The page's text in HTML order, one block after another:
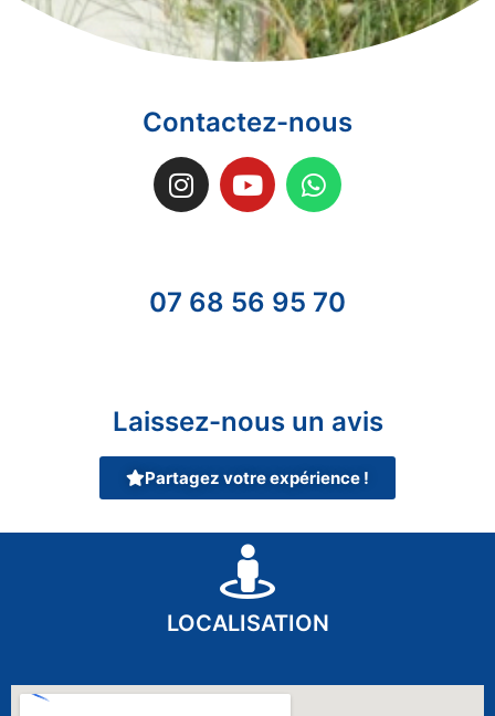
Contactez-nous
07 68 56 95 70
Laissez-nous un avis
Partagez votre expérience !
LOCALISATION